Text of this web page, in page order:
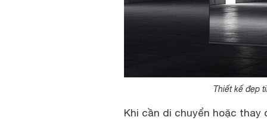
Thiết kế đẹp
Khi cần di chuyển hoặc thay